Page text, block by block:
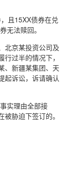
且15XX债券在兑
无法赎回。
北京某投资公司及
过半的情况下，
、新疆某集团、天
起诉讼，诉请确认
实理由全部接
胁迫下签订的。